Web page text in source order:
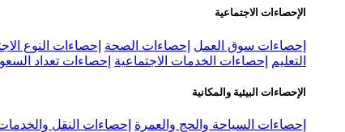
الإحصاءات الاجتماعية
إحصاءات سوق العمل إحصاءات الصحة إحصاءات النوع
التعليم
إحصاءات الخدمات الاجتماعية إحصاءات تعداد السعودية
الإحصاءات البيئية والمكانية
إحصاءات السياحة والحج والعمرة إحصاءات النقل